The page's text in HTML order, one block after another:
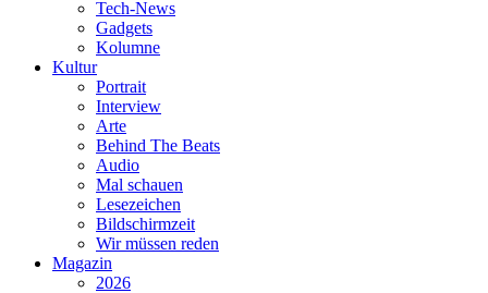
Tech-News
Gadgets
Kolumne
Kultur
Portrait
Interview
Arte
Behind The Beats
Audio
Mal schauen
Lesezeichen
Bildschirmzeit
Wir müssen reden
Magazin
2026